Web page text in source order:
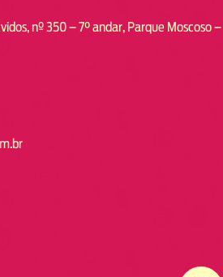
nº 350 – 7° andar, Parque Moscoso –